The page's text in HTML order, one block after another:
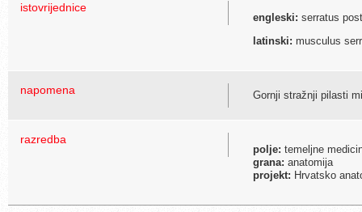
istovrijednice
engleski: serratus
latinski: musculus
napomena Gornji stražnji pilasti
razredba
polje: temeljne
grana: anatomija
projekt: Hrvatsko